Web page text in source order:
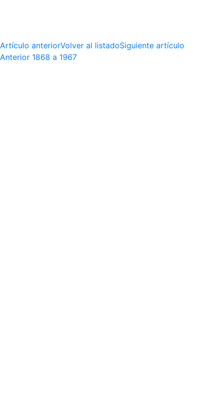
Artículo anteriorVolver al listadoSiguiente artículo
Anterior 1868 a 1967